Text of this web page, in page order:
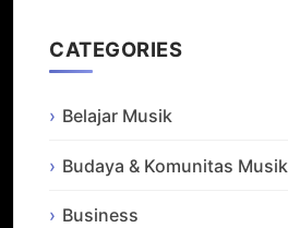
CATEGORIES
Belajar Musik
Budaya & Komunitas Musik
Business